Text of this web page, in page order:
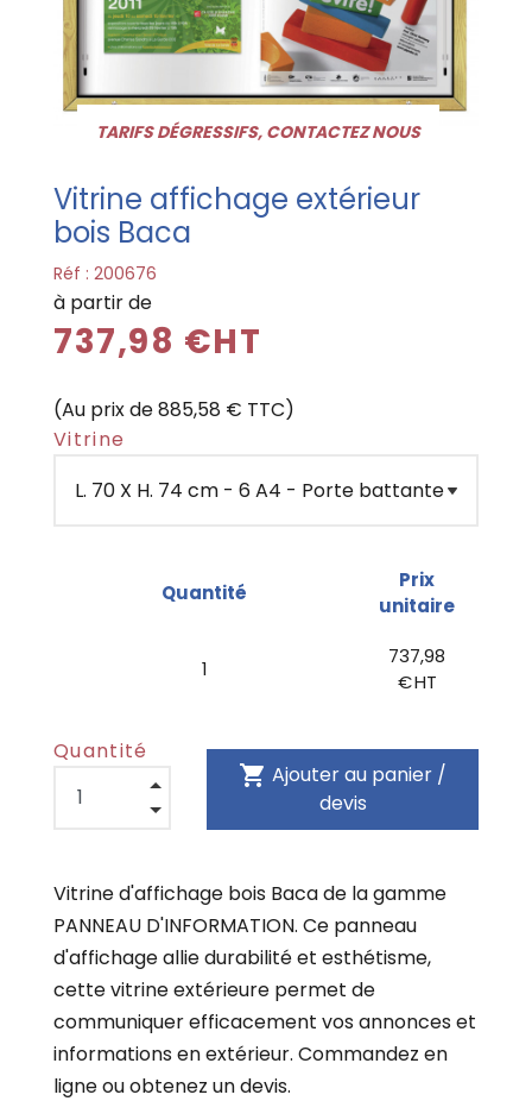
TARIFS DÉGRESSIFS, CONTACTEZ NOUS
Vitrine affichage extérieur
bois Baca
Réf : 200676
à partir de
737,98 €HT
(Au prix de 885,58 € TTC)
Vitrine
Quantité
Prix
unitaire
1
737,98
€ HT
Quantité
shopping_cart Ajouter au panier /
devis
Vitrine d'affichage bois Baca de la gamme
PANNEAU D'INFORMATION. Ce panneau
d'affichage allie durabilité et esthétisme,
cette vitrine extérieure permet de
communiquer efficacement vos annonces et
informations en extérieur. Commandez en
ligne ou obtenez un devis.